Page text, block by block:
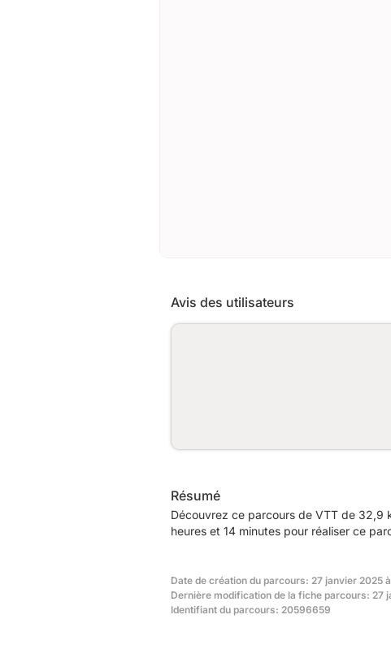
Avis des utilisateurs
Résumé
Découvrez ce parcours de VTT de 32,9
heures et 14 minutes pour réaliser ce
Date de création du parcours: 27 janvier 2025
Dernière modification de la fiche parcours: 27
Identifiant du parcours: 20596659